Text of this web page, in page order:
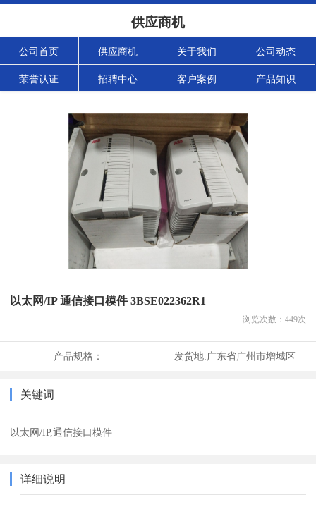
供应商机
公司首页 供应商机 关于我们 公司动态
荣誉认证 招聘中心 客户案例 产品知识
以太网/IP 通信接口模件 3BSE022362R1
浏览次数： 449次
产品规格： 发货地:广东省广州市增城区
关键词
以太网/IP,通信接口模件
详细说明